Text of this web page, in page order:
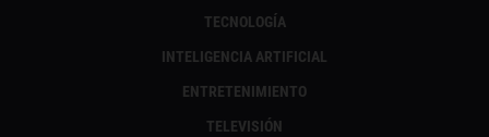
TECNOLOGÍA
INTELIGENCIA ARTIFICIAL
ENTRETENIMIENTO
TELEVISIÓN